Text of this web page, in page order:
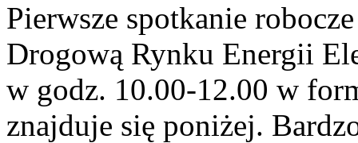
Pierwsze spotkanie
Drogową Rynku Energii
w godz. 10.00-12.00 w
znajduje się poniżej.